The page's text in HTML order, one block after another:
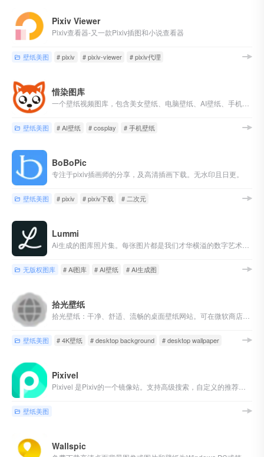
Pixiv Viewer
Pixiv查看器-又一款Pixiv插图和小说查看器
壁纸美图 # pixiv # pixiv-viewer # pixiv代理
惜染图库
壁纸美图 # AI壁纸 # cosplay # 手机壁纸
BoBoPic
专注于pixiv插画师的分享，及高清插画下载。无水印且日更。
壁纸美图 # pixiv # pixiv下载 # 二次元
Lummi
无版权图库 # Ai图库 # AI壁纸 # AI生成图
拾光壁纸
壁纸美图 # 4K壁纸 # desktop background # desktop wallpaper
Pixivel
壁纸美图
Wallspic